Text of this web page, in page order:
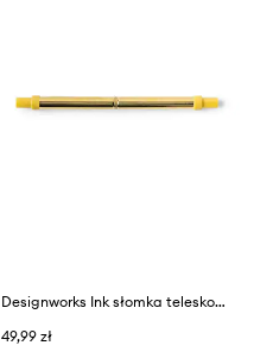
Designworks Ink słomka teleskopowa w etui Ochre
49,99 zł